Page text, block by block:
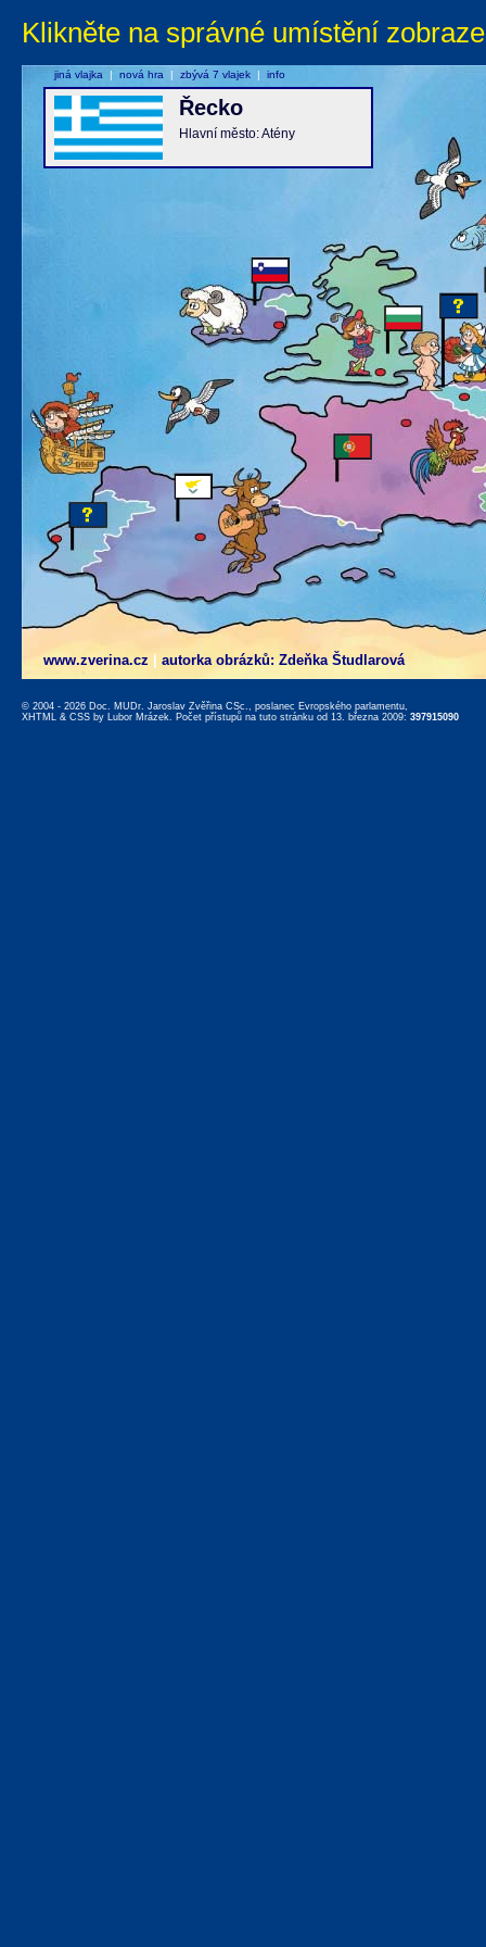
Klikněte na správné umístění
www.zverina.cz autorka obrázků: Zdeňka Študlarová
Řecko
Hlavní město: Atény
jiná vlajka | nová hra | zbývá 7 vlajek | info
© 2004 - 2026 Doc. MUDr. Jaroslav Zvěřina CSc., poslanec Evropského parlamentu,
XHTML & CSS by Lubor Mrázek. Počet přístupů na tuto stránku od 13. března 2009: 397915090